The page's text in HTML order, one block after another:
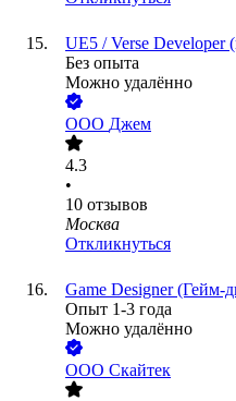
UE5 / Verse Developer
Без опыта
Можно удалённо
ООО Джем
4.3
•
10 отзывов
Москва
Откликнуться
Game Designer (Гейм-
Опыт 1-3 года
Можно удалённо
ООО Скайтек